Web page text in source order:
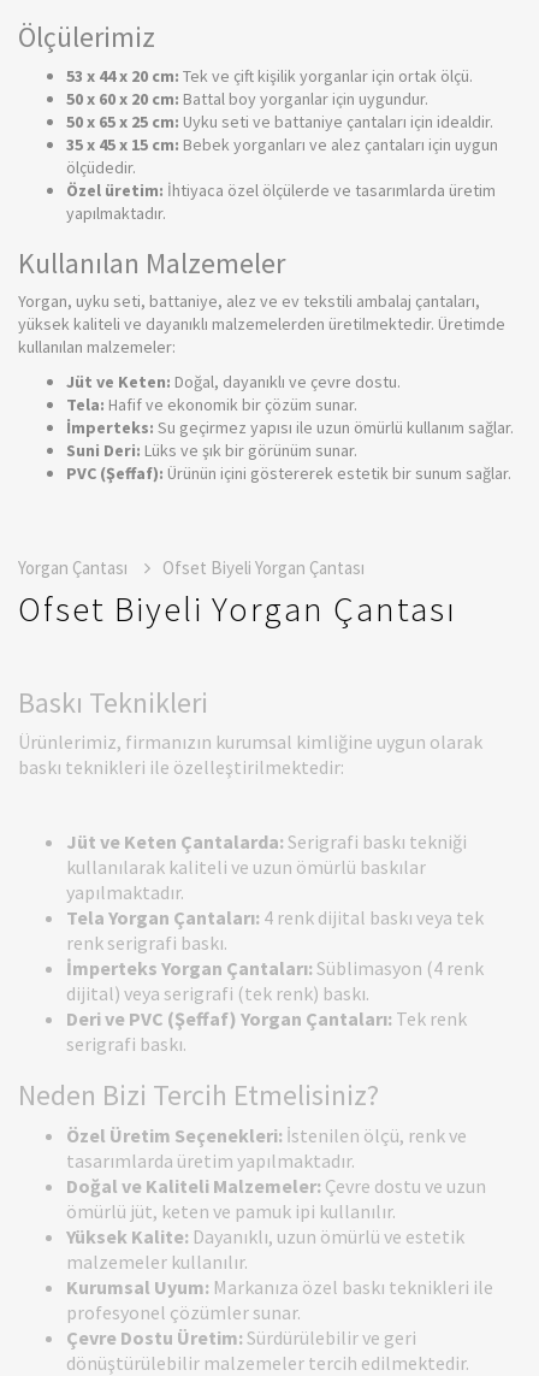
Ölçülerimiz
53 x 44 x 20 cm: Tek ve çift kişilik yorganlar için ortak ölçü.
50 x 60 x 20 cm: Battal boy yorganlar için uygundur.
50 x 65 x 25 cm: Uyku seti ve battaniye çantaları için idealdir.
35 x 45 x 15 cm: Bebek yorganları ve alez çantaları için uygun
ölçüdedir.
Özel üretim: İhtiyaca özel ölçülerde ve tasarımlarda üretim
yapılmaktadır.
Kullanılan Malzemeler
Yorgan, uyku seti, battaniye, alez ve ev tekstili ambalaj çantaları,
yüksek kaliteli ve dayanıklı malzemelerden üretilmektedir. Üretimde
kullanılan malzemeler:
Jüt ve Keten: Doğal, dayanıklı ve çevre dostu.
Tela: Hafif ve ekonomik bir çözüm sunar.
İmperteks: Su geçirmez yapısı ile uzun ömürlü kullanım sağlar.
Suni Deri: Lüks ve şık bir görünüm sunar.
PVC (Şeffaf): Ürünün içini göstererek estetik bir sunum sağlar.
Yorgan Çantası Ofset Biyeli Yorgan Çantası
Ofset Biyeli Yorgan Çantası
Baskı Teknikleri
Ürünlerimiz, firmanızın kurumsal kimliğine uygun olarak
baskı teknikleri ile özelleştirilmektedir:
Jüt ve Keten Çantalarda:Serigrafi baskı tekniği
kullanılarak kaliteli ve uzun ömürlü baskılar
yapılmaktadır.
Tela Yorgan Çantaları: 4 renk dijital baskı veya tek
renk serigrafi baskı.
İmperteks Yorgan Çantaları:Süblimasyon (4 renk
dijital) veya serigrafi (tek renk) baskı.
Deri ve PVC (Şeffaf) Yorgan Çantaları: Tek renk
serigrafi baskı.
Neden Bizi Tercih Etmelisiniz?
Özel Üretim Seçenekleri: İstenilen ölçü, renk ve
tasarımlarda üretim yapılmaktadır.
Doğal ve Kaliteli Malzemeler: Çevre dostu ve uzun
ömürlü jüt, keten ve pamuk ipi kullanılır.
Yüksek Kalite: Dayanıklı, uzun ömürlü ve estetik
malzemeler kullanılır.
Kurumsal Uyum: Markanıza özel baskı teknikleri ile
profesyonel çözümler sunar.
Çevre Dostu Üretim:Sürdürülebilir ve geri
dönüştürülebilir malzemeler tercih edilmektedir.